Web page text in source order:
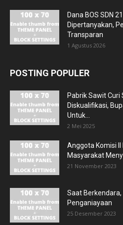
Dana BOS SDN
Dipertanyakan,
Transparan
1 Agustus 2026
POSTING POPULER
Pabrik Sawit
Diskualifikasi,
Untuk...
2 Mei 2025
Anggota Komisi
Masyarakat
21 November 2023
Saat
Penganiayaan
25 Desember 2023